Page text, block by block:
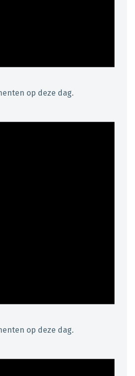
op deze dag.
op deze dag.